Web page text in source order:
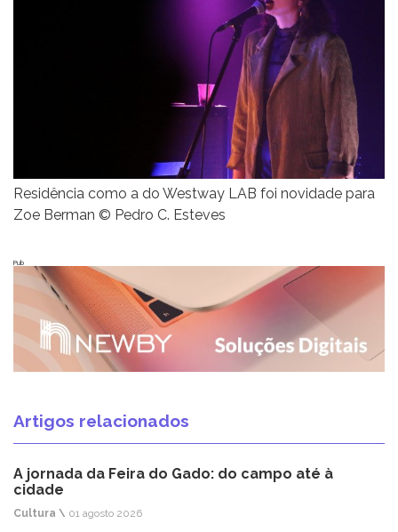
Residência como a do Westway LAB foi novidade para
Zoe Berman © Pedro C. Esteves
Pub
Artigos relacionados
A jornada da Feira do Gado: do campo até à
cidade
Cultura \ 01 agosto 2026